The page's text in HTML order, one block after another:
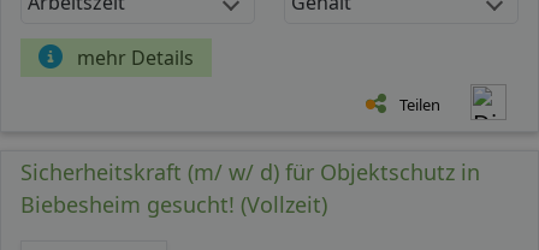
mehr Details
Teilen
Sicherheitskraft (m/ w/ d) für Objektschutz in
Biebesheim gesucht! (Vollzeit)